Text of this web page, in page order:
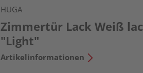
HUGA
Zimmertür Lack Weiß
"Light"
Artikelinformationen